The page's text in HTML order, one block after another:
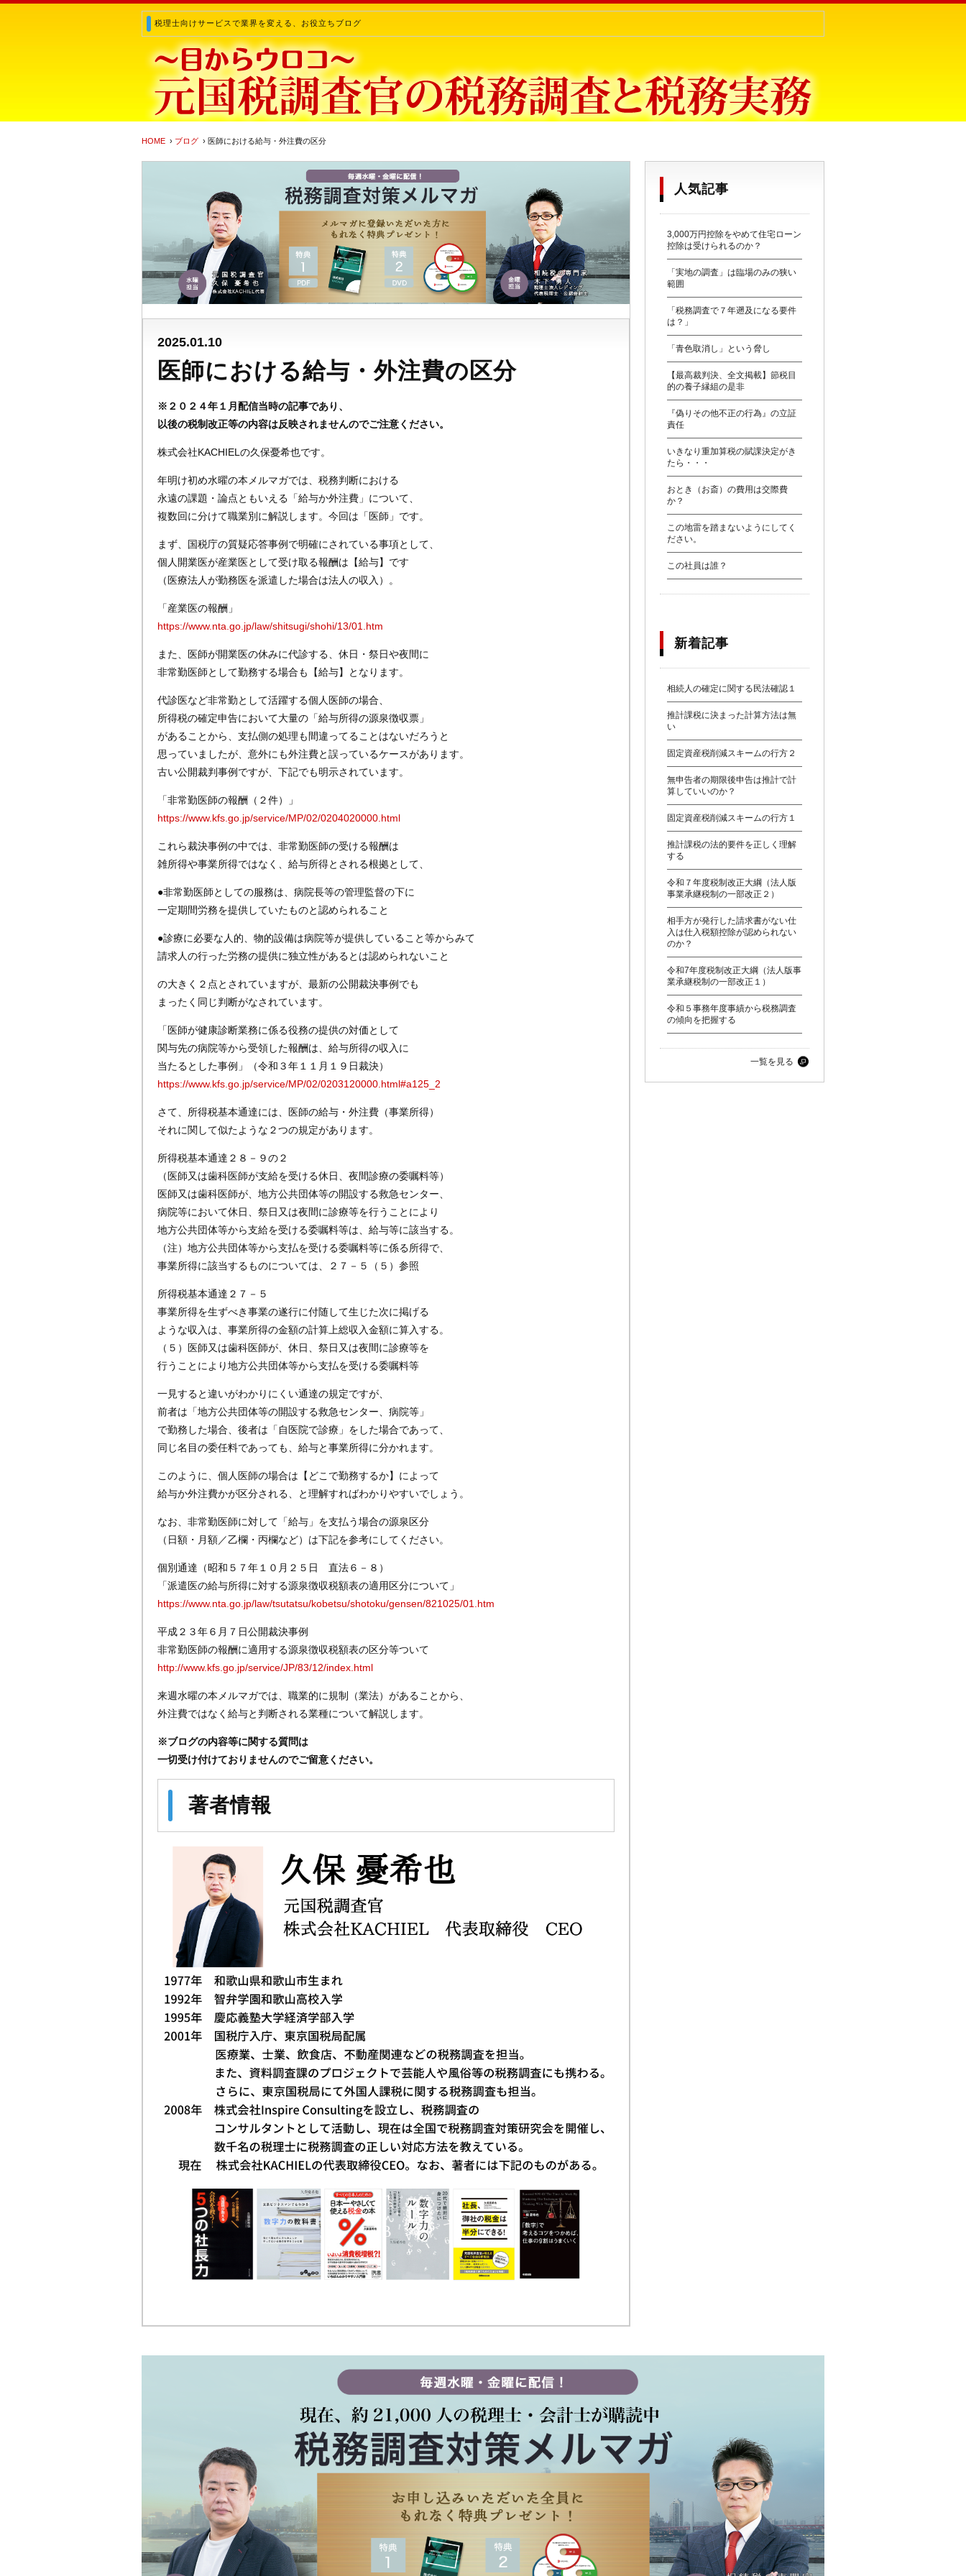
税理士向けサービスで業界を変える、お役立ちブログ
HOME › ブログ › 医師における給与・外注費の区分
2025.01.10
医師における給与・外注費の区分
※２０２４年１月配信当時の記事であり、
以後の税制改正等の内容は反映されませんのでご注意ください。
株式会社KACHIELの久保憂希也です。
年明け初め水曜の本メルマガでは、税務判断における
永遠の課題・論点ともいえる「給与か外注費」について、
複数回に分けて職業別に解説します。今回は「医師」です。
まず、国税庁の質疑応答事例で明確にされている事項として、
個人開業医が産業医として受け取る報酬は【給与】です
（医療法人が勤務医を派遣した場合は法人の収入）。
「産業医の報酬」
https://www.nta.go.jp/law/shitsugi/shohi/13/01.htm
また、医師が開業医の休みに代診する、休日・祭日や夜間に
非常勤医師として勤務する場合も【給与】となります。
代診医など非常勤として活躍する個人医師の場合、
所得税の確定申告において大量の「給与所得の源泉徴収票」
があることから、支払側の処理も間違ってることはないだろうと
思っていましたが、意外にも外注費と誤っているケースがあります。
古い公開裁判事例ですが、下記でも明示されています。
「非常勤医師の報酬（２件）」
https://www.kfs.go.jp/service/MP/02/0204020000.html
これら裁決事例の中では、非常勤医師の受ける報酬は
雑所得や事業所得ではなく、給与所得とされる根拠として、
●非常勤医師としての服務は、病院長等の管理監督の下に
一定期間労務を提供していたものと認められること
●診療に必要な人的、物的設備は病院等が提供していること等からみて
請求人の行った労務の提供に独立性があるとは認められないこと
の大きく２点とされていますが、最新の公開裁決事例でも
まったく同じ判断がなされています。
「医師が健康診断業務に係る役務の提供の対価として
関与先の病院等から受領した報酬は、給与所得の収入に
当たるとした事例」（令和３年１１月１９日裁決）
https://www.kfs.go.jp/service/MP/02/0203120000.html#a125_2
さて、所得税基本通達には、医師の給与・外注費（事業所得）
それに関して似たような２つの規定があります。
所得税基本通達２８－９の２
（医師又は歯科医師が支給を受ける休日、夜間診療の委嘱料等）
医師又は歯科医師が、地方公共団体等の開設する救急センター、
病院等において休日、祭日又は夜間に診療等を行うことにより
地方公共団体等から支給を受ける委嘱料等は、給与等に該当する。
（注）地方公共団体等から支払を受ける委嘱料等に係る所得で、
事業所得に該当するものについては、２７－５（５）参照
所得税基本通達２７－５
事業所得を生ずべき事業の遂行に付随して生じた次に掲げる
ような収入は、事業所得の金額の計算上総収入金額に算入する。
（５）医師又は歯科医師が、休日、祭日又は夜間に診療等を
行うことにより地方公共団体等から支払を受ける委嘱料等
一見すると違いがわかりにくい通達の規定ですが、
前者は「地方公共団体等の開設する救急センター、病院等」
で勤務した場合、後者は「自医院で診療」をした場合であって、
同じ名目の委任料であっても、給与と事業所得に分かれます。
このように、個人医師の場合は【どこで勤務するか】によって
給与か外注費かが区分される、と理解すればわかりやすいでしょう。
なお、非常勤医師に対して「給与」を支払う場合の源泉区分
（日額・月額／乙欄・丙欄など）は下記を参考にしてください。
個別通達（昭和５７年１０月２５日 直法６－８）
「派遣医の給与所得に対する源泉徴収税額表の適用区分について」
https://www.nta.go.jp/law/tsutatsu/kobetsu/shotoku/gensen/821025/01.htm
平成２３年６月７日公開裁決事例
非常勤医師の報酬に適用する源泉徴収税額表の区分等ついて
http://www.kfs.go.jp/service/JP/83/12/index.html
来週水曜の本メルマガでは、職業的に規制（業法）があることから、
外注費ではなく給与と判断される業種について解説します。
※ブログの内容等に関する質問は
一切受け付けておりませんのでご留意ください。
著者情報
人気記事
3,000万円控除をやめて住宅ローン
控除は受けられるのか？
「実地の調査」は臨場のみの狭い
範囲
「税務調査で７年遡及になる要件
は？」
「青色取消し」という脅し
【最高裁判決、全文掲載】節税目
的の養子縁組の是非
『偽りその他不正の行為』の立証
責任
いきなり重加算税の賦課決定がき
たら・・・
おとき（お斎）の費用は交際費
か？
この地雷を踏まないようにしてく
ださい。
この社員は誰？
新着記事
相続人の確定に関する民法確認１
推計課税に決まった計算方法は無
い
固定資産税削減スキームの行方２
無申告者の期限後申告は推計で計
算していいのか？
固定資産税削減スキームの行方１
推計課税の法的要件を正しく理解
する
令和７年度税制改正大綱（法人版
事業承継税制の一部改正２）
相手方が発行した請求書がない仕
入は仕入税額控除が認められない
のか？
令和7年度税制改正大綱（法人版事
業承継税制の一部改正１）
令和５事務年度事績から税務調査
の傾向を把握する
一覧を見る